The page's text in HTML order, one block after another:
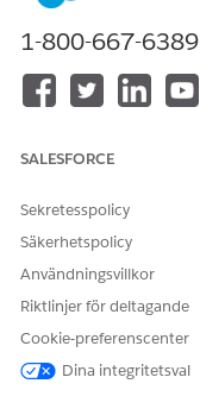
1-800-667-6389
SALESFORCE
Sekretesspolicy
Säkerhetspolicy
Användningsvillkor
Riktlinjer för deltagande
Cookie-preferenscenter
Dina integritetsval